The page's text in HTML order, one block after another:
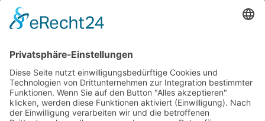
Impressum
Service